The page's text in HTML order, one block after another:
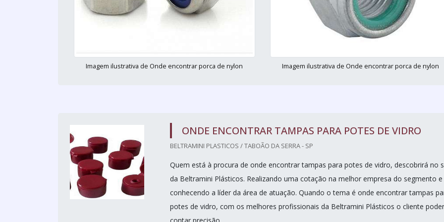
Imagem ilustrativa de Onde encontrar porca de nylon Imagem ilustrativa de Onde encontrar porca de nylon
ONDE ENCONTRAR TAMPAS PARA POTES DE VIDRO
BELTRAMINI PLASTICOS / TABOÃO DA SERRA - SP
Quem está à procura de onde encontrar tampas para potes de vidro, descobrirá no
da Beltramini Plásticos. Realizando uma cotação na melhor empresa do segmento e
conhecendo a líder da área de atuação. Quando o tema é onde encontrar tampas
potes de vidro, com os melhores profissionais da Beltramini Plásticos o cliente
contar precisão...